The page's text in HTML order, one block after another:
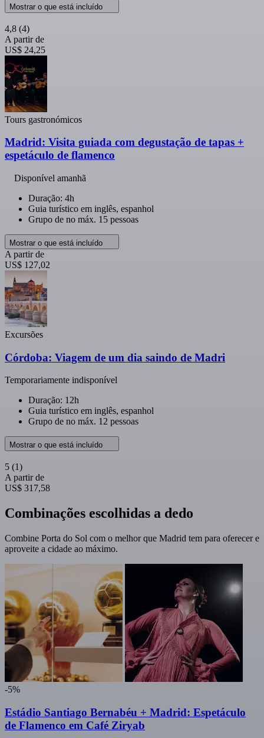
Mostrar o que está incluído
4,8 (4)
A partir de
US$ 24,25
Tours gastronómicos
Madrid: Visita guiada com degustação de tapas +
espetáculo de flamenco
Disponível amanhã
Duração: 4h
Guia turístico em inglês, espanhol
Grupo de no máx. 15 pessoas
Mostrar o que está incluído
A partir de
US$ 127,02
Excursões
Córdoba: Viagem de um dia saindo de Madri
Temporariamente indisponível
Duração: 12h
Guia turístico em inglês, espanhol
Grupo de no máx. 12 pessoas
Mostrar o que está incluído
5 (1)
A partir de
US$ 317,58
Combinações escolhidas a dedo
Combine Porta do Sol com o melhor que Madrid tem para oferecer e
aproveite a cidade ao máximo.
-5%
Estádio Santiago Bernabéu + Madrid: Espetáculo
de Flamenco em Café Ziryab